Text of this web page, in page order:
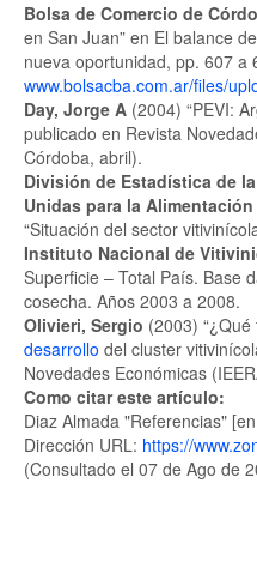
Bolsa de Comercio de
en San Juan” en El balance
nueva oportunidad, pp. 607 a
www.bolsacba.com.ar/files/
Day, Jorge A (2004) “PEVI:
publicado en Revista
Córdoba, abril).
División de Estadística de
Unidas para la
“Situación del sector
Instituto Nacional de
Superficie – Total País. Base
cosecha. Años 2003 a 2008.
Olivieri, Sergio (2003)
desarrollo del cluster
Novedades Económicas
Como citar este artículo:
Diaz Almada "Referencias"
Dirección URL: https://
(Consultado el 07 de Ago de